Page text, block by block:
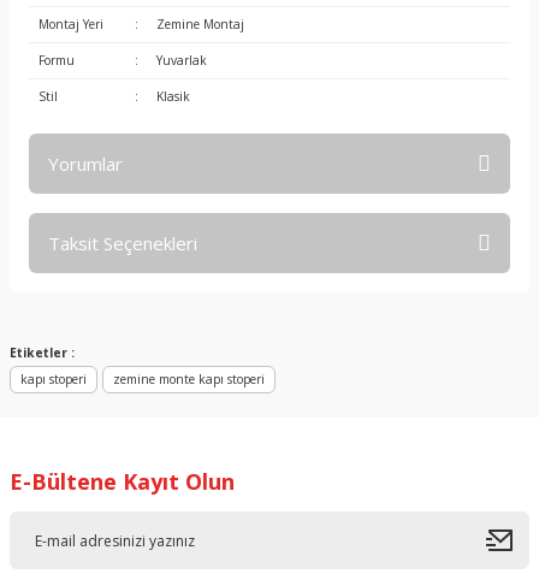
Montaj Yeri : Zemine Montaj
Formu : Yuvarlak
Stil : Klasik
Yorumlar
Taksit Seçenekleri
Etiketler :
kapı stoperi
zemine monte kapı stoperi
E-Bültene Kayıt Olun